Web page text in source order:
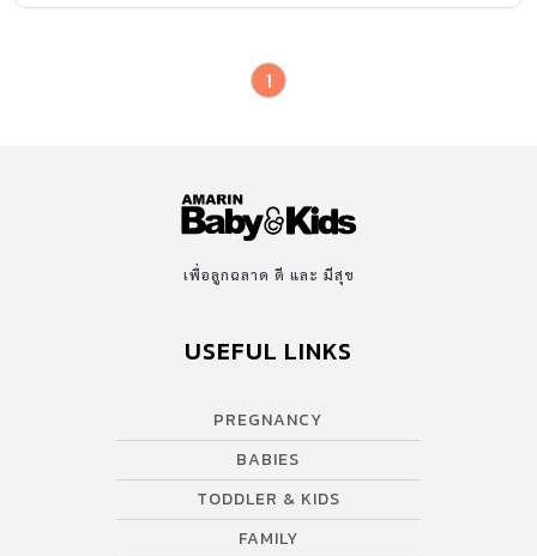
ตัวของส่วนผสม ที่ช่วยสร้างความรู้สึกสบายตัว สบายใจให้ลูกน้อย ส่วน
และสบายผิว นั่นก็เพราะมีส่วนผสมของน้ำมันสกัดจากส้มและตะไคร้
ที่ช่วยทำให้รู้สึกผิวของลูกน้อยสดชื่นผ่อนคลาย สามารถทาได้บ่อยครั้ง
จะเป็นตัวช่วยที่ดีในการให้เด็กๆขับลมในท้อง รวมถึงให้พวกเขาหลับ
ของพวกเขาโล่ง หลับสบายอีกด้วย และมั่นใจได้เพราะเจลสมุนไพร
1
เพื่อลูกฉลาด ดี และ มีสุข
USEFUL LINKS
PREGNANCY
BABIES
TODDLER & KIDS
FAMILY